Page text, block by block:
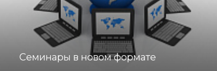
Семинары в новом формате